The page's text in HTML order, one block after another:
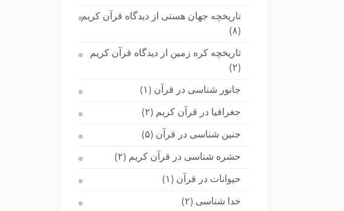
تاریخچه جهان هستی از دیدگاه قرآن کریم
(۸)
تاریخچه کره زمین از دیدگاه قرآن کریم
(۲)
جانور شناسی در قرآن (۱)
جغرافیا در قرآن کریم (۲)
جنین شناسی در قرآن (۵)
حشره شناسی در قرآن کریم (۲)
حیوانات در قرآن (۱)
خدا شناسی (۲)